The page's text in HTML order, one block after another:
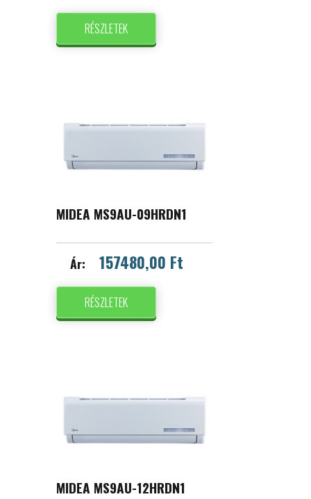
RÉSZLETEK
MIDEA MS9AU-09HRDN1
Ár: 157480,00 Ft
RÉSZLETEK
MIDEA MS9AU-12HRDN1